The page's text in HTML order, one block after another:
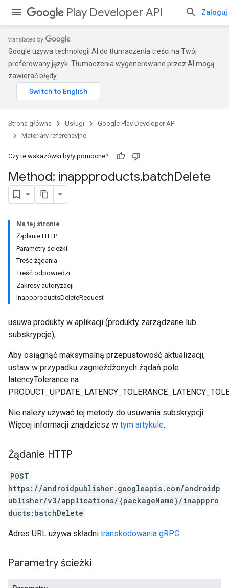
Play Developer API Zaloguj
Google używa technologii AI do tłumaczenia treści na Twój
preferowany język. Tłumaczenia wygenerowane przez AI mogą
zawierać błędy.
Strona główna Usługi
Google Play Developer API
Materiały referencyjne
Czy te wskazówki były pomocne?
Method: inappproducts.batchDelete
Na tej stronie
Żądanie HTTP
Parametry ścieżki
Treść żądania
Treść odpowiedzi
Zakresy autoryzacji
InappproductsDeleteRequest
usuwa produkty w aplikacji (produkty zarządzane lub
subskrypcje);
Aby osiągnąć maksymalną przepustowość aktualizacji,
ustaw w przypadku zagnieżdżonych żądań pole
latencyTolerance na
Nie należy używać tej metody do usuwania subskrypcji.
Więcej informacji znajdziesz w tym artykule.
Żądanie HTTP
POST
https://androidpublisher.googleapis.com/androidp
ublisher/v3/applications/{packageName}/inapppro
ducts:batchDelete
Adres URL używa składni transkodowania gRPC.
Parametry ścieżki